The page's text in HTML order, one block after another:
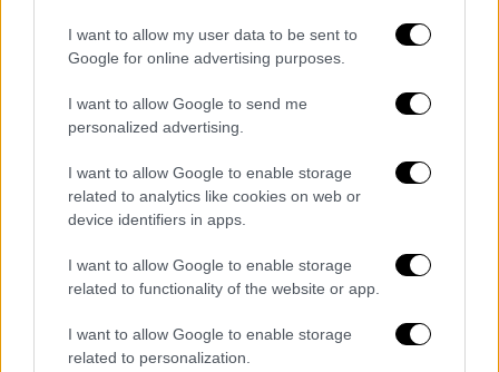
I want to allow my user data to be sent to
Google for online advertising purposes.
I want to allow Google to send me
personalized advertising.
I want to allow Google to enable storage
related to analytics like cookies on web or
device identifiers in apps.
I want to allow Google to enable storage
related to functionality of the website or app.
I want to allow Google to enable storage
related to personalization.
και αυτοί τους ανθρώπους τους που έχουν
φύγει από τη ζωή.
https://twitter.com/yajairalyb/status/
Μία άλλη χρήστρια εντόπισε στο Street View
τον εαυτό της μαζί με την αγαπημένη της
γιαγιά, την οποία έχασε δύο χρόνια πριν.
Συγκεκριμένα, η Εμιλι Σμιθ θυμάται την
επίσκεψη στη γιαγιά της, Σάντρα, κοντά στο
αυτοκίνητο της Google στη γειτονιά.